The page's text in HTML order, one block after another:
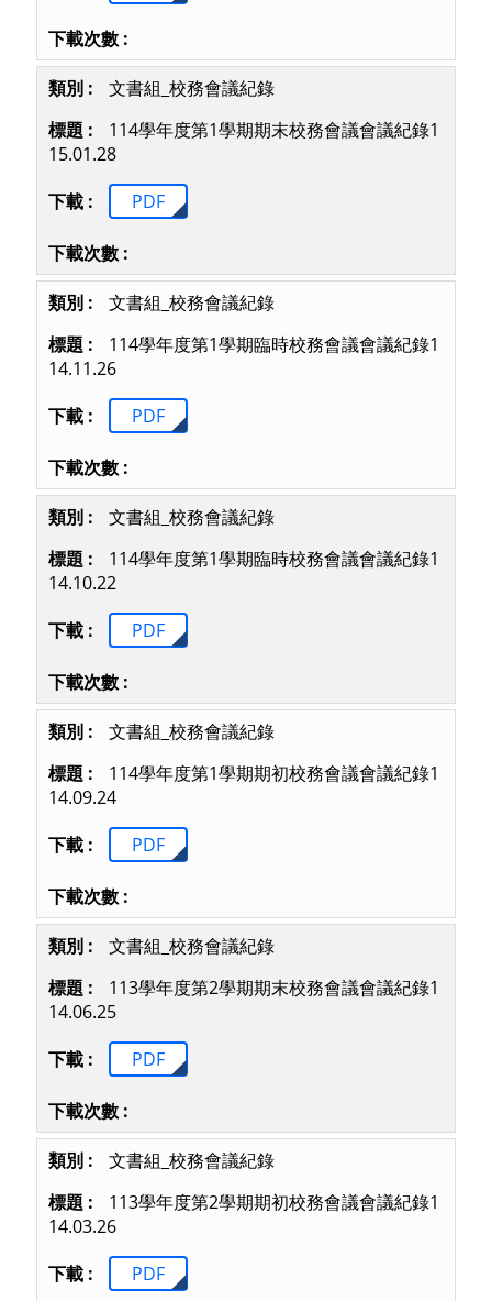
文書組_校務會議紀錄
114學年度第1學期期末校務會議會議紀錄1
15.01.28
PDF
文書組_校務會議紀錄
114學年度第1學期臨時校務會議會議紀錄1
14.11.26
PDF
文書組_校務會議紀錄
114學年度第1學期臨時校務會議會議紀錄1
14.10.22
PDF
文書組_校務會議紀錄
114學年度第1學期期初校務會議會議紀錄1
14.09.24
PDF
文書組_校務會議紀錄
113學年度第2學期期末校務會議會議紀錄1
14.06.25
PDF
文書組_校務會議紀錄
113學年度第2學期期初校務會議會議紀錄1
14.03.26
PDF